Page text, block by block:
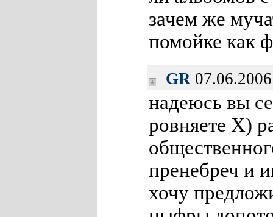
зачем же
помойке как
GR
надеюсь вы
ровняете Х)
пренебреч
хочу